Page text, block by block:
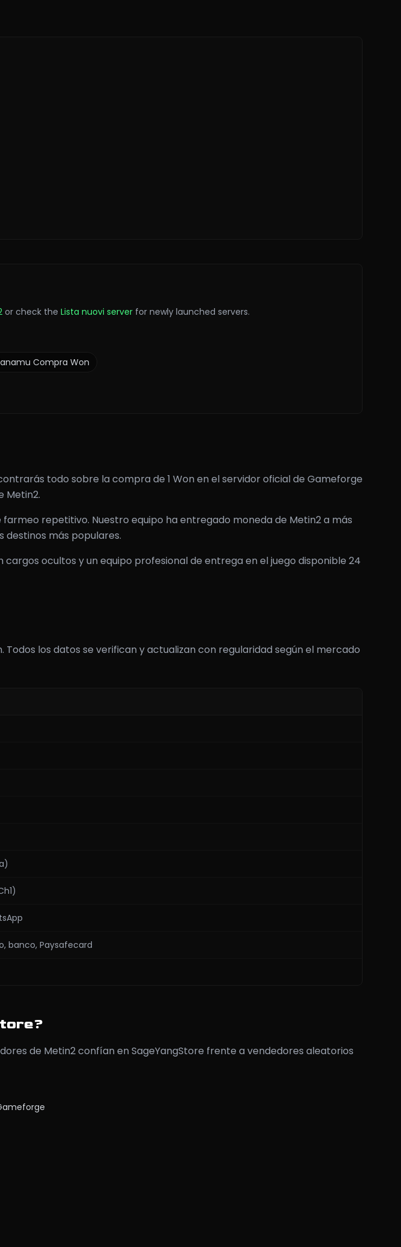
or check the Lista nuovi server for newly launched servers.
Compra Won
todo sobre la compra de 1 Won en el servidor oficial de Gameforge
Metin2.
repetitivo. Nuestro equipo ha entregado moneda de Metin2 a más
destinos más populares.
ocultos y un equipo profesional de entrega en el juego disponible 24
los datos se verifican y actualizan con regularidad según el mercado
banco, Paysafecard
de Metin2 confían en SageYangStore frente a vendedores aleatorios